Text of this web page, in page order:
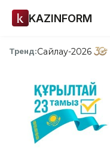
KAZINFORM
Тренд:Сайлау-2026